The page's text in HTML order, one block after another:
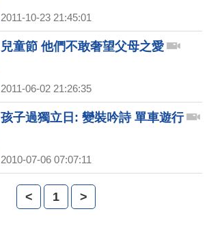
2011-10-23 21:45:01
兒童節 他們不敢奢望父母之愛
2011-06-02 21:26:35
孩子過獨立日: 變裝吟詩 單車遊行
2010-07-06 07:07:11
< 1 >